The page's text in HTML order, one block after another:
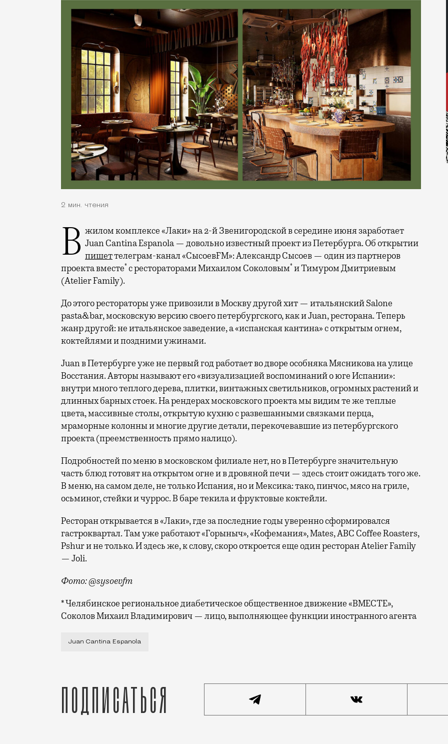
2 мин. чтения
В жилом комплексе «Лаки» на 2-й Звенигородской в середине июня заработает Juan Cantina Espanola — довольно известный проект из Петербурга. Об открытии
пишеттелеграм-канал «СысоевFM»: Александр Сысоев — один из партнеров
проекта вместе*с рестораторами Михаилом Соколовым*и Тимуром Дмитриевым
(Atelier Family).
До этого рестораторы уже привозили в Москву другой хит — итальянский Salone
pasta&bar, московскую версию своего петербургского, как и Juan, ресторана. Теперь
жанр другой: не итальянское заведение, а «испанская кантина» с открытым огнем,
коктейлями и поздними ужинами.
Juan в Петербурге уже не первый год работает во дворе особняка Мясникова на улице
Восстания. Авторы называют его «визуализацией воспоминаний о юге Испании»:
внутри много теплого дерева, плитки, винтажных светильников, огромных растений и
длинных барных стоек. На рендерах московского проекта мы видим те же теплые
цвета, массивные столы, открытую кухню с развешанными связками перца,
мраморные колонны и многие другие детали, перекочевавшие из петербургского
проекта (преемственность прямо налицо).
Подробностей по меню в московском филиале нет, но в Петербурге значительную
часть блюд готовят на открытом огне и в дровяной печи — здесь стоит ожидать того же.
В меню, на самом деле, не только Испания, но и Мексика: тако, пинчос, мясо на гриле,
осьминог, стейки и чуррос. В баре текила и фруктовые коктейли.
Ресторан открывается в «Лаки», где за последние годы уверенно сформировался
гастроквартал. Там уже работают «Горыныч», «Кофемания», Mates, ABC Coffee Roasters,
Pshur и не только. И здесь же, к слову, скоро откроется еще один ресторан Atelier Family
— Joli.
Фото: @sysoevfm
* Челябинское региональное диабетическое общественное движение «ВМЕСТЕ»,
Соколов Михаил Владимирович — лицо, выполняющее функции иностранного агента
Juan Cantina Espanola
Подписаться